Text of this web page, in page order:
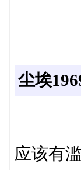
尘埃
应该有